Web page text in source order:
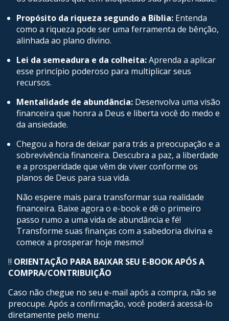
Propósito da riqueza segundo a Bíblia: Entenda
como a riqueza pode ser uma ferramenta de bênção,
alinhada ao plano divino.
Lei da semeadura e da colheita:Aprenda a aplicar
esse princípio poderoso para multiplicar seus
recursos.
Mentalidade de abundância: Desenvolva uma visão
financeira que honra a Deus e liberta você do medo e
da ansiedade.
Chegou a hora de deixar para trás a preocupação e a
sobrevivência financeira. Descubra a paz, a liberdade
e a prosperidade que vêm de viver conforme os
planos de Deus para sua vida.
Não espere mais para transformar sua realidade
financeira. Baixe agora o e-book e dê o primeiro
passo rumo a uma vida de abundância e fé!
Transforme suas finanças com a sabedoria divina e
comece a prosperar hoje mesmo!
‼️ ORIENTAÇÃO PARA BAIXAR SEU E-BOOK APÓS A
COMPRA/CONTRIBUIÇÃO
Caso não chegue no seu e-mail após a compra, não se
preocupe. Após a confirmação, você poderá acessá-lo
diretamente pelo menu: